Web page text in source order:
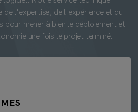
de l'expertise, de l'expérience et du
pour mener à bien le déploiement et
une fois le projet terminé.